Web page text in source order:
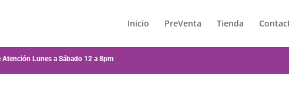
Inicio PreVenta Tienda
Atención Lunes a Sábado 12 a 8pm